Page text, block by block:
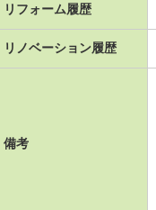
リフォーム履歴
リノベーション履歴
備考